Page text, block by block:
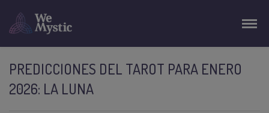
PREDICCIONES DEL TAROT PARA ENERO
2026: LA LUNA